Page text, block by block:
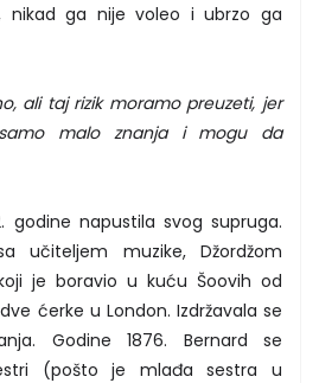
nikad ga nije voleo i ubrzo ga
ali taj rizik moramo preuzeti, jer
malo znanja i mogu da
godine napustila svog supruga.
učiteljem muzike, Džordžom
je boravio u kuću Šoovih od
ćerke u London. Izdržavala se
Godine 1876. Bernard se
(pošto je mlađa sestra u